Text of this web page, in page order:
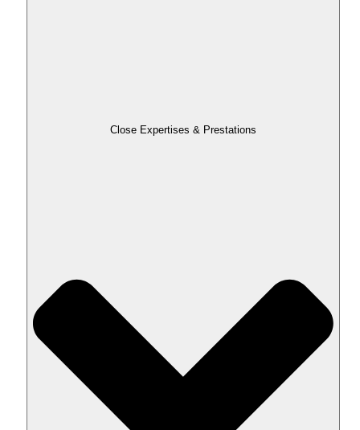
Close Expertises & Prestations